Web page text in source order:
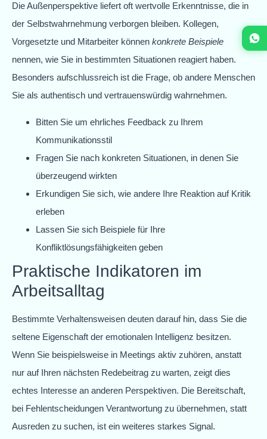
Die Außenperspektive liefert oft wertvolle Erkenntnisse, die in
der Selbstwahrnehmung verborgen bleiben. Kollegen,
Vorgesetzte und Mitarbeiter können konkrete Beispiele
nennen, wie Sie in bestimmten Situationen reagiert haben.
Besonders aufschlussreich ist die Frage, ob andere Menschen
Sie als authentisch und vertrauenswürdig wahrnehmen.
Bitten Sie um ehrliches Feedback zu Ihrem
Kommunikationsstil
Fragen Sie nach konkreten Situationen, in denen Sie
überzeugend wirkten
Erkundigen Sie sich, wie andere Ihre Reaktion auf Kritik
erleben
Lassen Sie sich Beispiele für Ihre
Konfliktlösungsfähigkeiten geben
Praktische Indikatoren im
Arbeitsalltag
Bestimmte Verhaltensweisen deuten darauf hin, dass Sie die
seltene Eigenschaft der emotionalen Intelligenz besitzen.
Wenn Sie beispielsweise in Meetings aktiv zuhören, anstatt
nur auf Ihren nächsten Redebeitrag zu warten, zeigt dies
echtes Interesse an anderen Perspektiven. Die Bereitschaft,
bei Fehlentscheidungen Verantwortung zu übernehmen, statt
Ausreden zu suchen, ist ein weiteres starkes Signal.